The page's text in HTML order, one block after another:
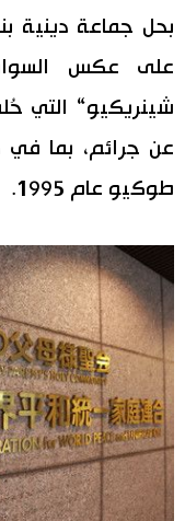
سياسة
ثقافة
لايف ستايل
طوكيو
إعلان
هو وهي
بحل جماعة دينية
على عكس
شينريكيو“ التي
عن جرائم، بما
طوكيو عام 1995.